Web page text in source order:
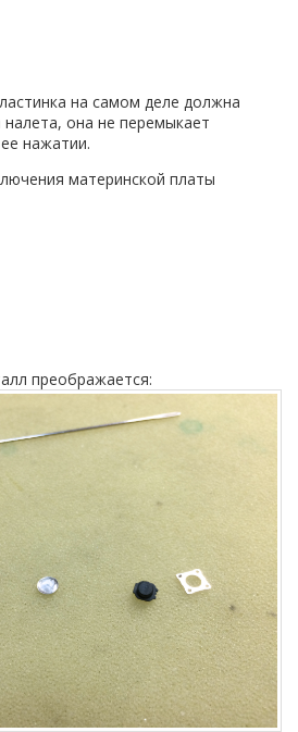
на самом деле должна
она не перемыкает
нажатии.
материнской платы
преображается: